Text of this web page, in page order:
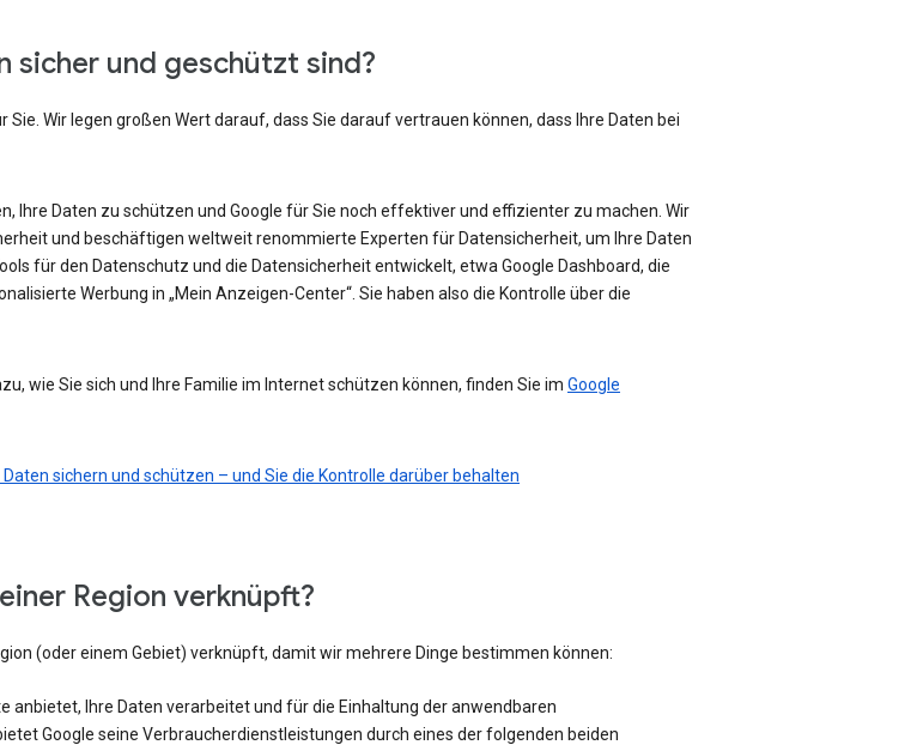
sicher und geschützt sind?
Wir legen großen Wert darauf, dass Sie darauf vertrauen können, dass Ihre Daten bei
Ihre Daten zu schützen und Google für Sie noch effektiver und effizienter zu machen. Wir
und beschäftigen weltweit renommierte Experten für Datensicherheit, um Ihre Daten
für den Datenschutz und die Datensicherheit entwickelt, etwa Google Dashboard, die
Werbung in „Mein Anzeigen-Center“. Sie haben also die Kontrolle über die
wie Sie sich und Ihre Familie im Internet schützen können, finden Sie im Google
sichern und schützen – und Sie die Kontrolle darüber behalten
Region verknüpft?
(oder einem Gebiet) verknüpft, damit wir mehrere Dinge bestimmen können:
anbietet, Ihre Daten verarbeitet und für die Einhaltung der anwendbaren
Google seine Verbraucherdienstleistungen durch eines der folgenden beiden